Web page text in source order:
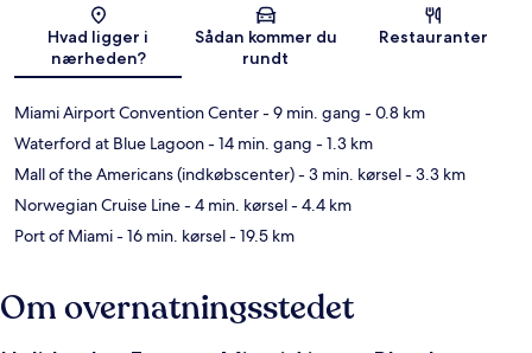
Kort
Hvad ligger i
nærheden?
Sådan kommer du
rundt
Restauranter
Miami Airport Convention Center- 9 min. gang - 0.8 km
Waterford at Blue Lagoon- 14 min. gang - 1.3 km
Mall of the Americans (indkøbscenter)- 3 min. kørsel- 3.3 km
Norwegian Cruise Line- 4 min. kørsel- 4.4 km
Port of Miami- 16 min. kørsel- 19.5 km
Om overnatningsstedet